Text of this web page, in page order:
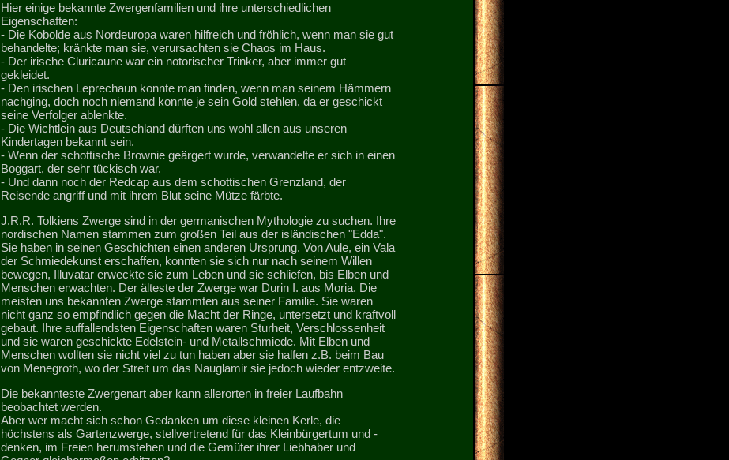
Hier einige bekannte Zwergenfamilien und ihre unterschiedlichen
Eigenschaften:
- Die Kobolde aus Nordeuropa waren hilfreich und fröhlich, wenn man sie gut
behandelte; kränkte man sie, verursachten sie Chaos im Haus.
- Der irische Cluricaune war ein notorischer Trinker, aber immer gut
gekleidet.
- Den irischen Leprechaun konnte man finden, wenn man seinem Hämmern
nachging, doch noch niemand konnte je sein Gold stehlen, da er geschickt
seine Verfolger ablenkte.
- Die Wichtlein aus Deutschland dürften uns wohl allen aus unseren
Kindertagen bekannt sein.
- Wenn der schottische Brownie geärgert wurde, verwandelte er sich in einen
Boggart, der sehr tückisch war.
- Und dann noch der Redcap aus dem schottischen Grenzland, der
Reisende angriff und mit ihrem Blut seine Mütze färbte.
J.R.R. Tolkiens Zwerge sind in der germanischen Mythologie zu suchen. Ihre
nordischen Namen stammen zum großen Teil aus der isländischen "Edda".
Sie haben in seinen Geschichten einen anderen Ursprung. Von Aule, ein Vala
der Schmiedekunst erschaffen, konnten sie sich nur nach seinem Willen
bewegen, Illuvatar erweckte sie zum Leben und sie schliefen, bis Elben und
Menschen erwachten. Der älteste der Zwerge war Durin I. aus Moria. Die
meisten uns bekannten Zwerge stammten aus seiner Familie. Sie waren
nicht ganz so empfindlich gegen die Macht der Ringe, untersetzt und kraftvoll
gebaut. Ihre auffallendsten Eigenschaften waren Sturheit, Verschlossenheit
und sie waren geschickte Edelstein- und Metallschmiede. Mit Elben und
Menschen wollten sie nicht viel zu tun haben aber sie halfen z.B. beim Bau
von Menegroth, wo der Streit um das Nauglamir sie jedoch wieder entzweite.
Die bekannteste Zwergenart aber kann allerorten in freier Laufbahn
beobachtet werden.
Aber wer macht sich schon Gedanken um diese kleinen Kerle, die
höchstens als Gartenzwerge, stellvertretend für das Kleinbürgertum und -
denken, im Freien herumstehen und die Gemüter ihrer Liebhaber und